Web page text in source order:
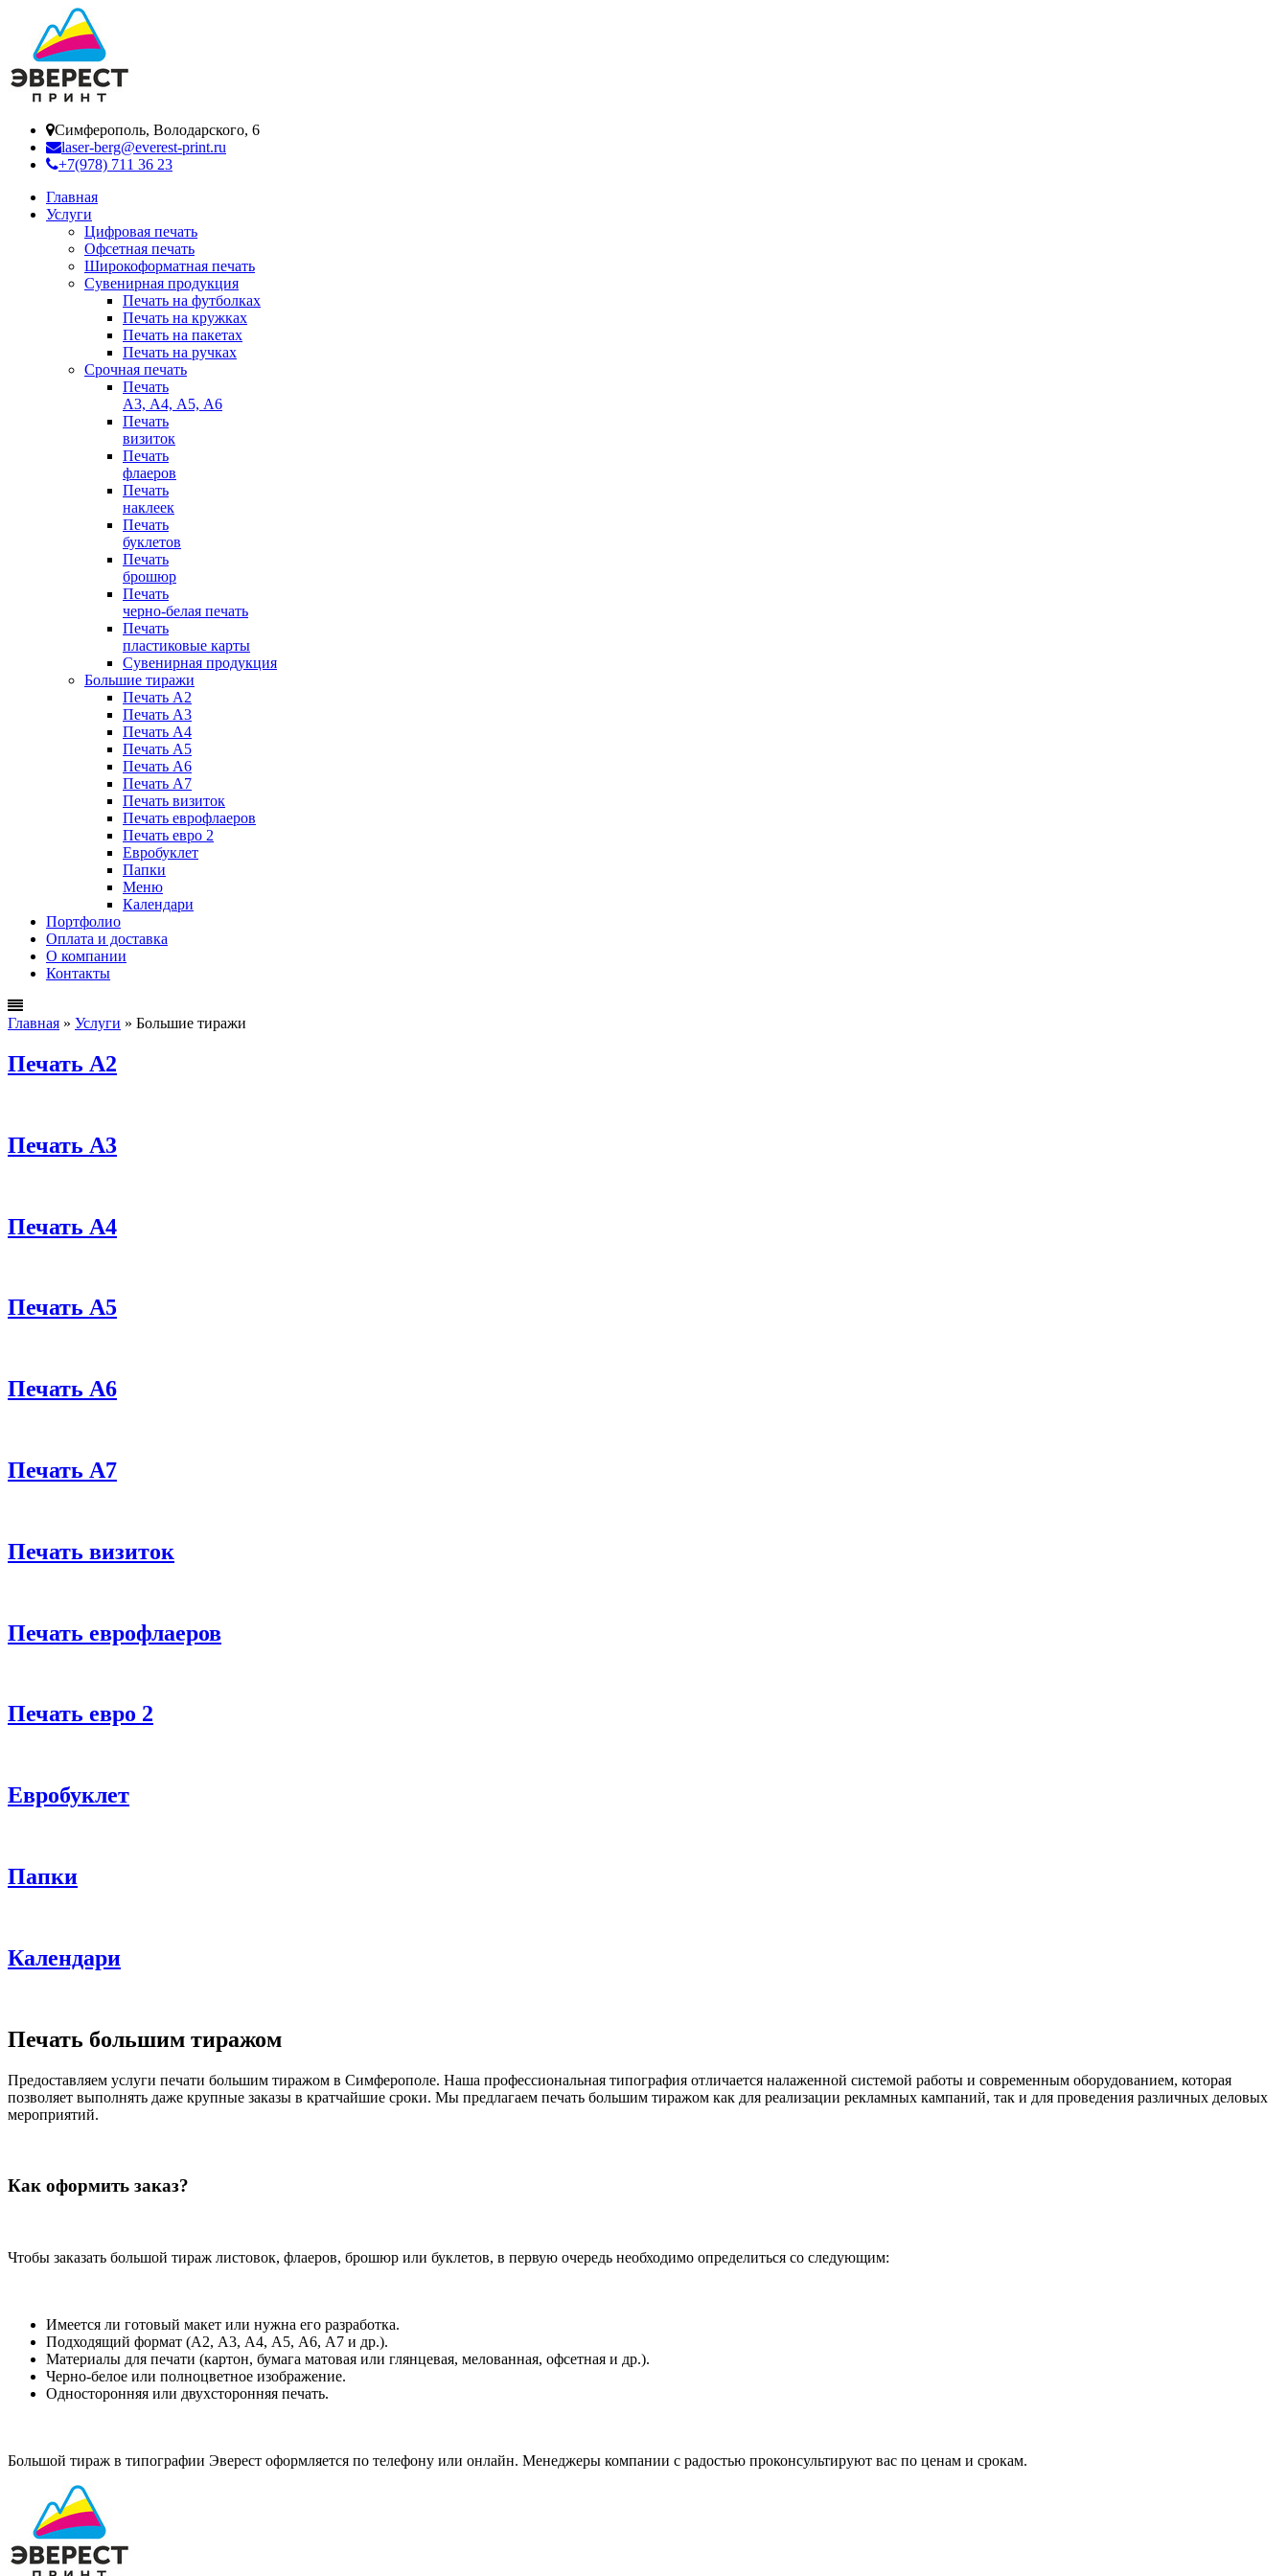
Симферополь, Володарского, 6
laser-berg@everest-print.ru
+7(978) 711 36 23
Главная
Услуги
Цифровая печать
Офсетная печать
Широкоформатная печать
Сувенирная продукция
Печать на футболках
Печать на кружках
Печать на пакетах
Печать на ручках
Срочная печать
Печать
А3, А4, А5, А6
Печать
визиток
Печать
флаеров
Печать
наклеек
Печать
буклетов
Печать
брошюр
Печать
черно-белая печать
Печать
пластиковые карты
Сувенирная продукция
Большие тиражи
Печать А2
Печать А3
Печать А4
Печать А5
Печать А6
Печать А7
Печать визиток
Печать еврофлаеров
Печать евро 2
Евробуклет
Папки
Меню
Календари
Портфолио
Оплата и доставка
О компании
Контакты
Главная » Услуги » Большие тиражи
Печать А2
Печать А3
Печать А4
Печать А5
Печать А6
Печать А7
Печать визиток
Печать еврофлаеров
Печать евро 2
Евробуклет
Папки
Календари
Печать большим тиражом
Предоставляем услуги печати большим тиражом в Симферополе. Наша профессиональная типография отличается налаженной системой работы и современным оборудованием, которая
позволяет выполнять даже крупные заказы в кратчайшие сроки. Мы предлагаем печать большим тиражом как для реализации рекламных кампаний, так и для проведения различных деловых
мероприятий.
Как оформить заказ?
Чтобы заказать большой тираж листовок, флаеров, брошюр или буклетов, в первую очередь необходимо определиться со следующим:
Имеется ли готовый макет или нужна его разработка.
Подходящий формат (А2, А3, А4, А5, А6, А7 и др.).
Материалы для печати (картон, бумага матовая или глянцевая, мелованная, офсетная и др.).
Черно-белое или полноцветное изображение.
Односторонняя или двухсторонняя печать.
Большой тираж в типографии Эверест оформляется по телефону или онлайн. Менеджеры компании с радостью проконсультируют вас по ценам и срокам.